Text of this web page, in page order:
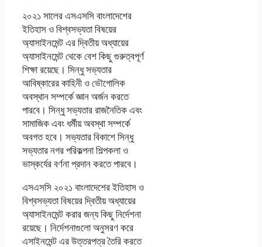
২০২১ সালের এসএসসি বাংলাদেশের
ইতিহাস ও বিশ্বসভ্যতা বিষয়ের
অ্যাসাইনমেন্ট এর দ্বিতীয় অধ্যায়ের
অ্যাসাইনমেন্ট থেকে বেশ কিছু গুরুত্বপূর্ণ
শিক্ষা রয়েছে। সিন্ধু সভ্যতার
আবিষ্কারের কাহিনী ও ভৌগোলিক
অবস্থান সম্পর্কে জ্ঞান অর্জন করতে
পারবে। সিন্ধু সভ্যতার রাজনৈতিক এবং
সামাজিক এবং ধর্মীয় অবস্থা সম্পর্কে
অবগত হবে। সভ্যতার বিকাশে সিন্ধু
সভ্যতার নগর পরিকল্পনা শিল্পকলা ও
ভাস্কর্যের বর্ণনা প্রদান করতে পারবে।
এসএসসি ২০২১ বাংলাদেশের ইতিহাস ও
বিশ্বসভ্যতা বিষয়ের দ্বিতীয় অধ্যায়ের
অ্যাসাইনমেন্ট করার জন্য কিছু নির্দেশনা
রয়েছে। নির্দেশনাগুলো অনুসরণ করে
এসাইনমেন্ট এর উত্তরপত্র তৈরি করতে